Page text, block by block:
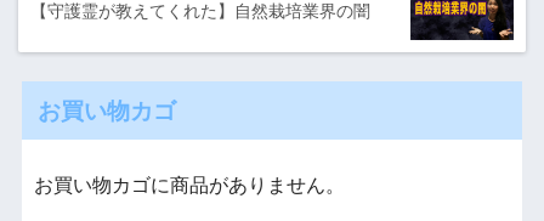
【守護霊が教えてくれた】自然栽培業界の闇
お買い物カゴ
お買い物カゴに商品がありません。